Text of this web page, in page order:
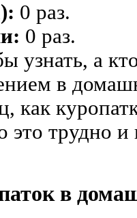
0 раз.
0 раз.
узнать, а
в
как
это трудно
в